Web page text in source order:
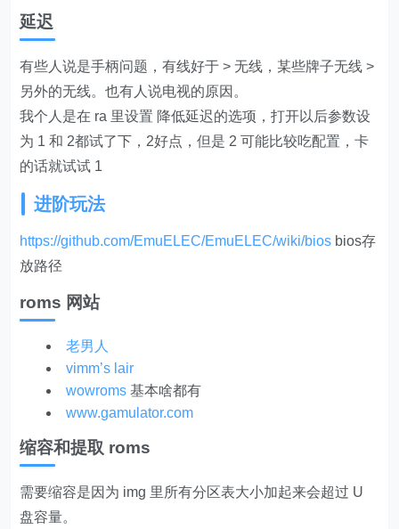
延迟
有些人说是手柄问题，有线好于 > 无线，某些牌子无线 >
另外的无线。也有人说电视的原因。
我个人是在 ra 里设置 降低延迟的选项，打开以后参数设
为 1 和 2都试了下，2好点，但是 2 可能比较吃配置，卡
的话就试试 1
进阶玩法
https://github.com/EmuELEC/EmuELEC/wiki/bios bios存
放路径
roms 网站
老男人
vimm’s lair
wowroms 基本啥都有
www.gamulator.com
缩容和提取 roms
需要缩容是因为 img 里所有分区表大小加起来会超过 U
盘容量。